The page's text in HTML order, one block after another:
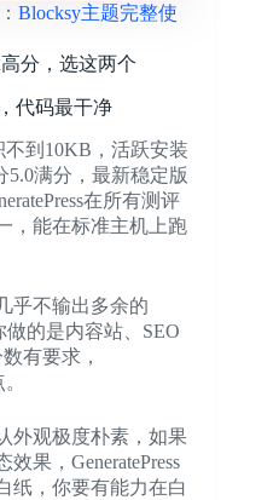
Blocksy主题完整使
分，选这两个
代码最干净
不到10KB，活跃安装
5.0满分，最新稳定版
在所有测评
，能在标准主机上跑
乎不输出多余的
的是内容站、SEO
有要求，
外观极度朴素，如果
果，GeneratePress
纸，你要有能力在白